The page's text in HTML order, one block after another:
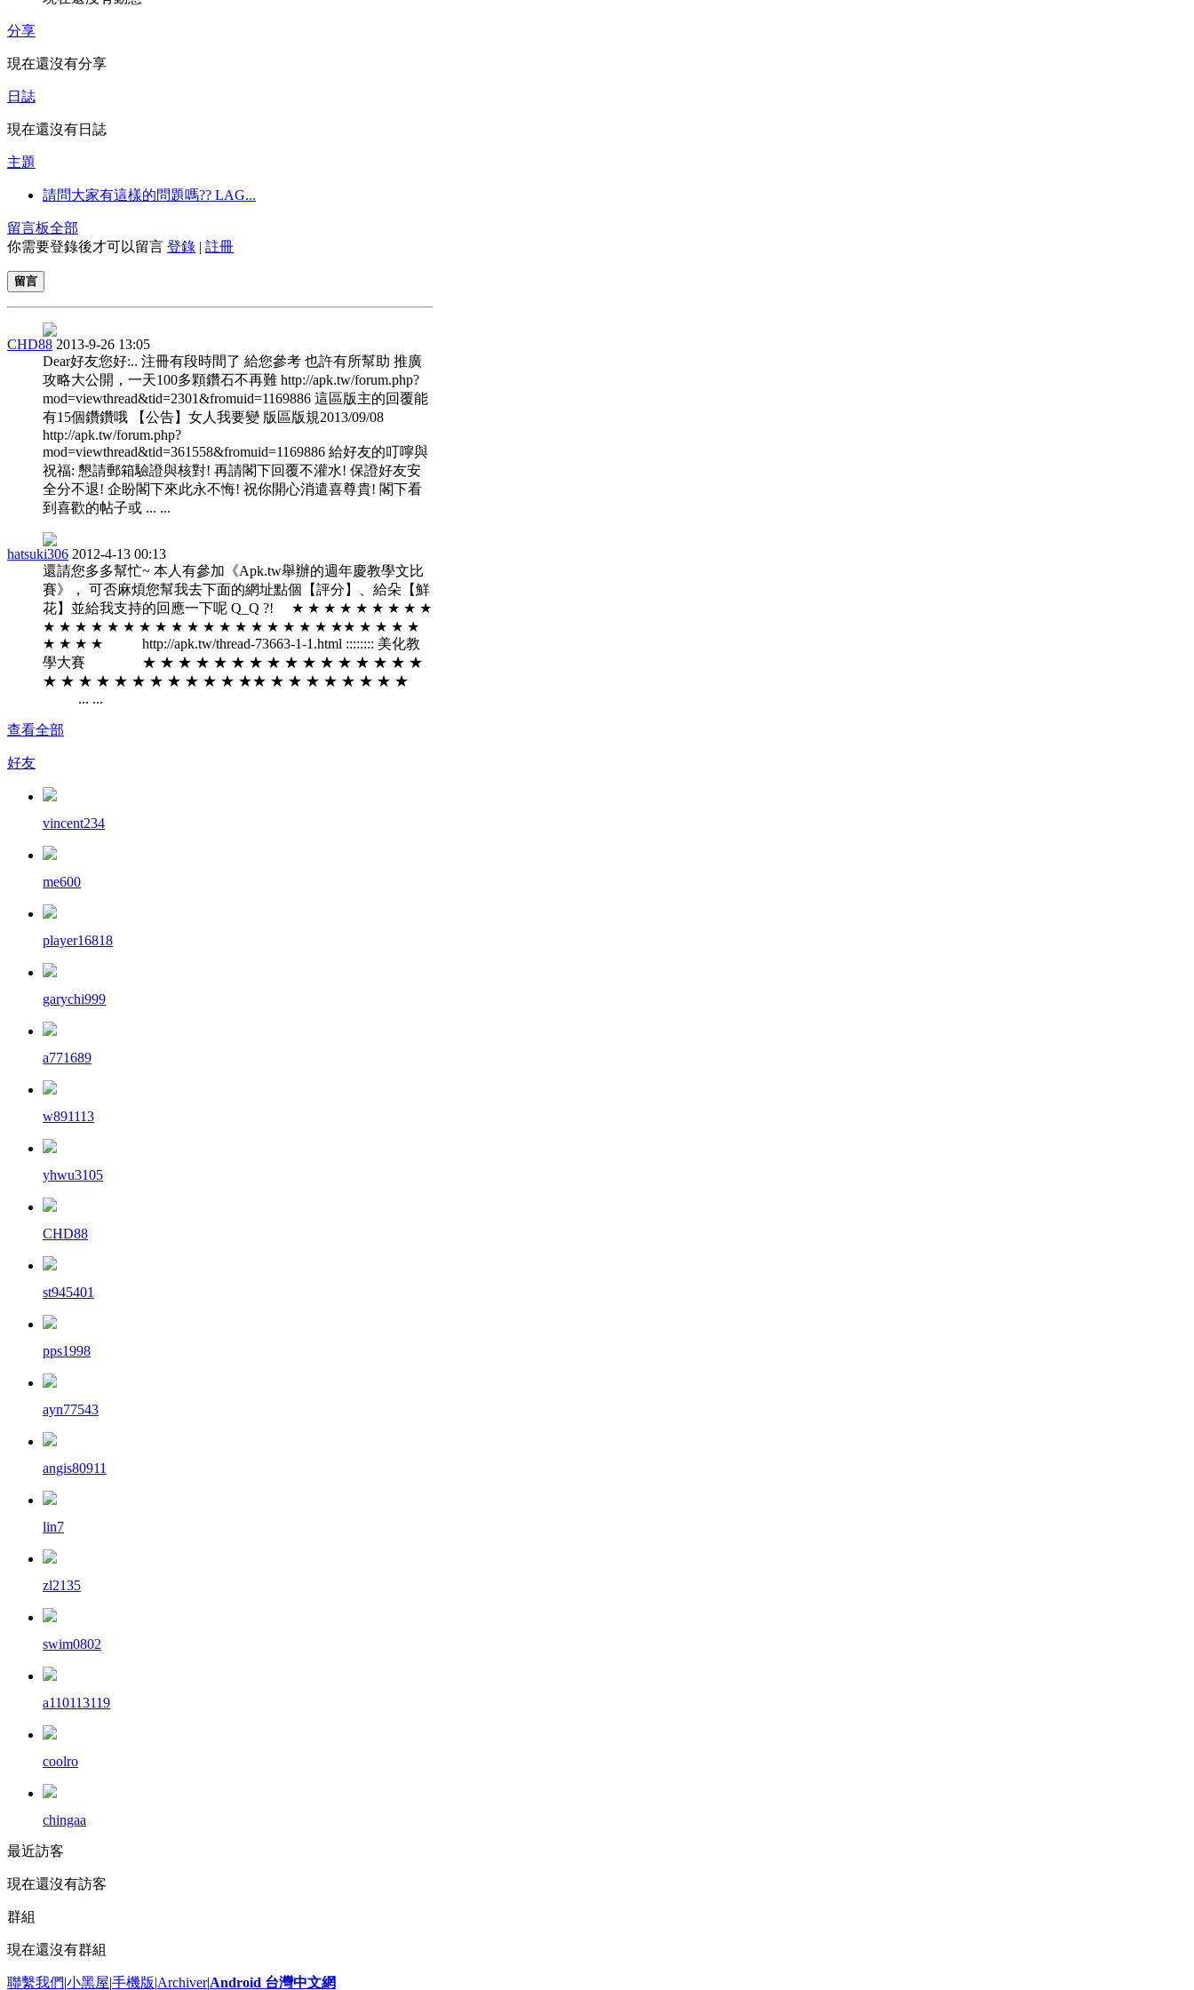
分享
現在還沒有分享
日誌
現在還沒有日誌
主題
請問大家有這樣的問題嗎?? LAG...
留言板全部
你需要登錄後才可以留言 登錄 | 註冊
留言
CHD88 2013-9-26 13:05
Dear好友您好:.. 注冊有段時間了 給您參考 也許有所幫助 推廣
攻略大公開，一天100多顆鑽石不再難 http://apk.tw/forum.php?
mod=viewthread&tid=2301&fromuid=1169886 這區版主的回覆能
有15個鑽鑽哦 【公告】女人我要變 版區版規2013/09/08
http://apk.tw/forum.php?
mod=viewthread&tid=361558&fromuid=1169886 給好友的叮嚀與
祝福: 懇請郵箱驗證與核對! 再請閣下回覆不灌水! 保證好友安
全分不退! 企盼閣下來此永不悔! 祝你開心消遣喜尊貴! 閣下看
到喜歡的帖子或 ... ...
hatsuki306 2012-4-13 00:13
還請您多多幫忙~ 本人有參加《Apk.tw舉辦的週年慶教學文比
賽》， 可否麻煩您幫我去下面的網址點個【評分】、給朵【鮮
花】並給我支持的回應一下呢 Q_Q ?! ★ ★ ★ ★ ★ ★ ★ ★ ★
★ ★ ★ ★ ★ ★ ★ ★ ★ ★ ★ ★ ★ ★ ★ ★ ★ ★ ★★ ★ ★ ★ ★
★ ★ ★ ★ http://apk.tw/thread-73663-1-1.html :::::::: 美化教
學大賽 ★ ★ ★ ★ ★ ★ ★ ★ ★ ★ ★ ★ ★ ★ ★ ★
★ ★ ★ ★ ★ ★ ★ ★ ★ ★ ★ ★★ ★ ★ ★ ★ ★ ★ ★ ★
... ...
查看全部
好友
vincent234
me600
player16818
garychi999
a771689
w891113
yhwu3105
CHD88
st945401
pps1998
ayn77543
angis80911
lin7
zl2135
swim0802
a110113119
coolro
chingaa
最近訪客
現在還沒有訪客
群組
現在還沒有群組
聯繫我們|小黑屋|手機版|Archiver|Android 台灣中文網